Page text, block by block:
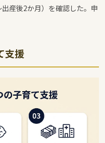
産後2か月）を確認した。申
支援